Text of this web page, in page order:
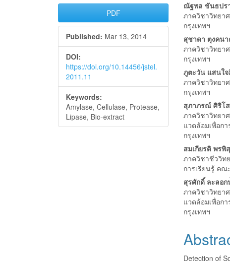
PDF
Published: Mar 13, 2014
DOI:
https://doi.org/10.14456/jstel.
2011.11
Keywords:
Amylase, Cellulase, Protease,
Lipase, Bio-extract
ณัฐพล ขันธปร
ภาควิชาวิทยา
กรุงเทพฯ
สุชาดา ตุงคน
ภาควิชาวิทยา
กรุงเทพฯ
ภูตะวัน แสนใจ
ภาควิชาวิทยา
กรุงเทพฯ
สุภาภรณ์ ศิริโ
ภาควิชาวิทยา
แวดล้อมเพื่อก
กรุงเทพฯ
สมเกียรติ พรพิ
ภาควิชาชีววิท
การเรียนรู้ ค
สุรศักดิ์ ละลอก
ภาควิชาวิทยา
แวดล้อมเพื่อก
กรุงเทพฯ
Detection of